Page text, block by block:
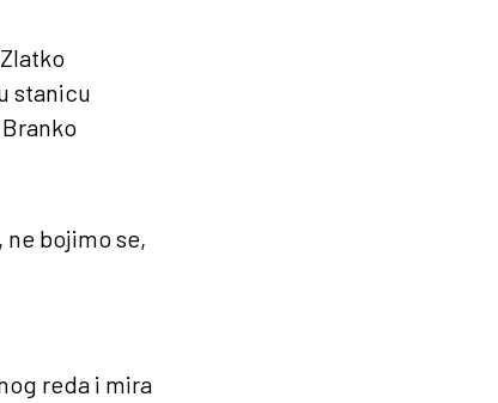
stanicu
ne bojimo se,
reda i mira